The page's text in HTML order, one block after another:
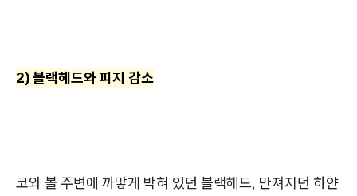
2) 블랙헤드와 피지 감소
코와 볼 주변에 까맣게 박혀 있던 블랙헤드, 만져지던 하얀